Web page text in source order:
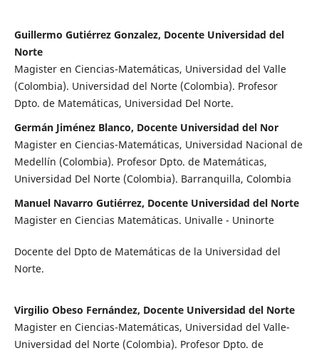
Guillermo Gutiérrez Gonzalez, Docente Universidad del
Norte
Magister en Ciencias-Matemáticas, Universidad del Valle
(Colombia). Universidad del Norte (Colombia). Profesor
Dpto. de Matemáticas, Universidad Del Norte.
Germán Jiménez Blanco, Docente Universidad del Nor
Magister en Ciencias-Matemáticas, Universidad Nacional de
Medellín (Colombia). Profesor Dpto. de Matemáticas,
Universidad Del Norte (Colombia). Barranquilla, Colombia
Manuel Navarro Gutiérrez, Docente Universidad del Norte
Magister en Ciencias Matemáticas. Univalle - Uninorte
Docente del Dpto de Matemáticas de la Universidad del
Norte.
Virgilio Obeso Fernández, Docente Universidad del Norte
Magister en Ciencias-Matemáticas, Universidad del Valle-
Universidad del Norte (Colombia). Profesor Dpto. de